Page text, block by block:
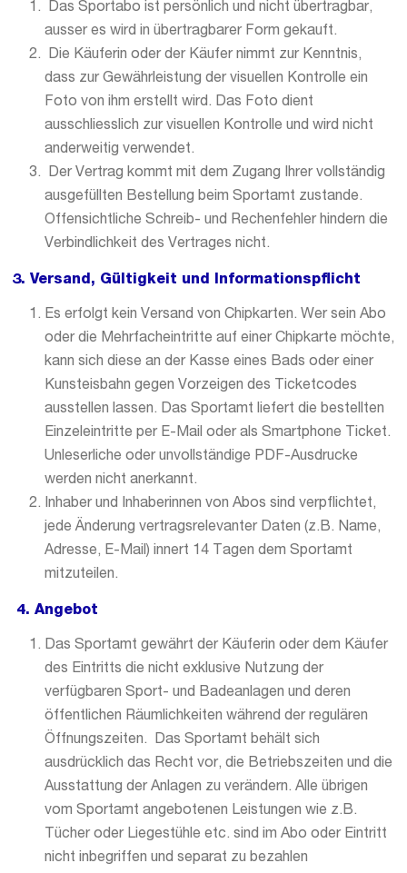
Das Sportabo ist persönlich und nicht übertragbar,
ausser es wird in übertragbarer Form gekauft.
Die Käuferin oder der Käufer nimmt zur Kenntnis,
dass zur Gewährleistung der visuellen Kontrolle ein
Foto von ihm erstellt wird. Das Foto dient
ausschliesslich zur visuellen Kontrolle und wird nicht
anderweitig verwendet.
Der Vertrag kommt mit dem Zugang Ihrer vollständig
ausgefüllten Bestellung beim Sportamt zustande.
Offensichtliche Schreib- und Rechenfehler hindern die
Verbindlichkeit des Vertrages nicht.
3. Versand, Gültigkeit und Informationspflicht
Es erfolgt kein Versand von Chipkarten. Wer sein Abo
oder die Mehrfacheintritte auf einer Chipkarte möchte,
kann sich diese an der Kasse eines Bads oder einer
Kunsteisbahn gegen Vorzeigen des Ticketcodes
ausstellen lassen. Das Sportamt liefert die bestellten
Einzeleintritte per E-Mail oder als Smartphone Ticket.
Unleserliche oder unvollständige PDF-Ausdrucke
werden nicht anerkannt.
Inhaber und Inhaberinnen von Abos sind verpflichtet,
jede Änderung vertragsrelevanter Daten (z.B. Name,
Adresse, E-Mail) innert 14 Tagen dem Sportamt
mitzuteilen.
4. Angebot
Das Sportamt gewährt der Käuferin oder dem Käufer
des Eintritts die nicht exklusive Nutzung der
verfügbaren Sport- und Badeanlagen und deren
öffentlichen Räumlichkeiten während der regulären
Öffnungszeiten. Das Sportamt behält sich
ausdrücklich das Recht vor, die Betriebszeiten und die
Ausstattung der Anlagen zu verändern. Alle übrigen
vom Sportamt angebotenen Leistungen wie z.B.
Tücher oder Liegestühle etc. sind im Abo oder Eintritt
nicht inbegriffen und separat zu bezahlen